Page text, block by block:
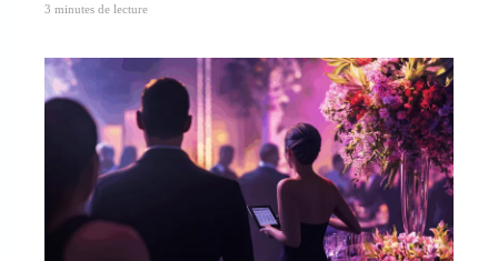
3 minutes de lecture